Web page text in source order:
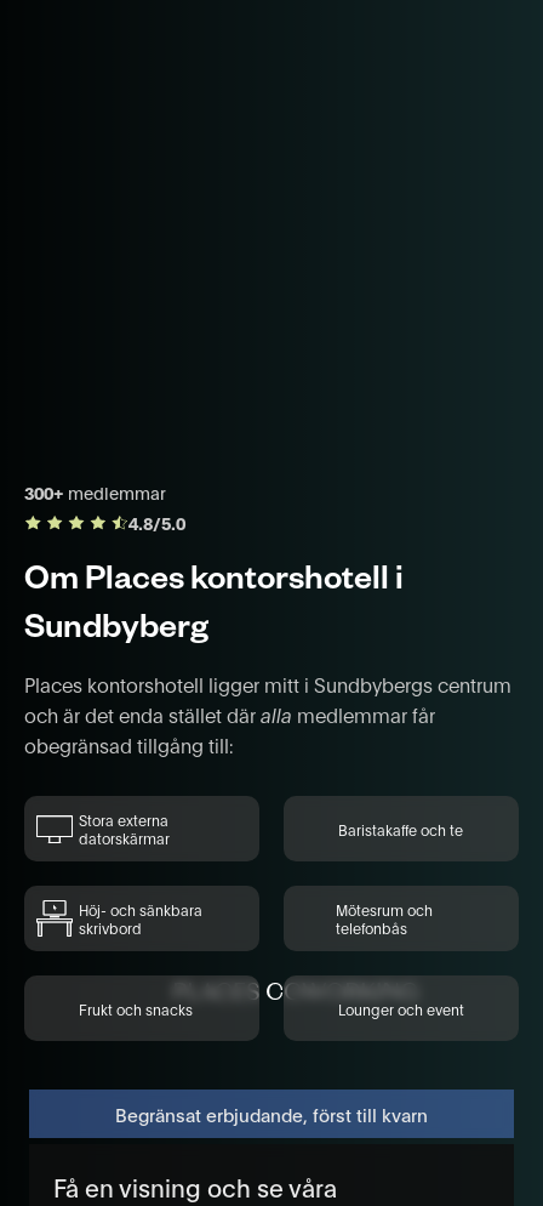
300+ medlemmar
4.8/5.0
Om Places kontorshotell i
Sundbyberg
Places kontorshotell ligger mitt i Sundbybergs centrum
och är det enda stället däralla medlemmar får
obegränsad tillgång till:
Stora externa
datorskärmar
Baristakaffe och te
Höj- och sänkbara
skrivbord
Mötesrum och
telefonbås
Frukt och snacks Lounger och event
Begränsat erbjudande, först till kvarn
Få en visning och se våra